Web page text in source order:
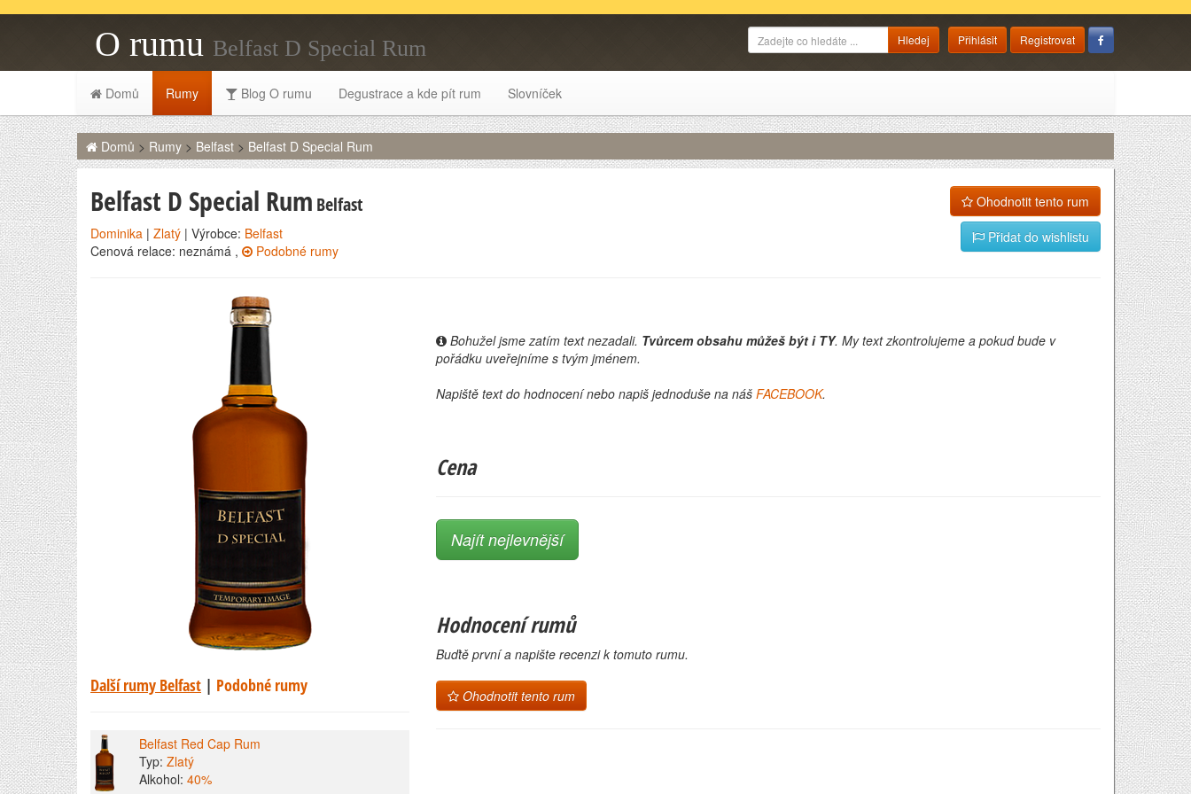
O rumu Belfast D Special Rum Přihlásit Registrovat
Domů Rumy Blog O rumu Degustrace a kde pít rum Slovníček
Domů > Rumy > Belfast > Belfast D Special Rum
Belfast D Special Rum Belfast
Dominika | Zlatý | Výrobce: Belfast
Cenová relace: neznámá ,
Podobné rumy
Ohodnotit tento rum
Přidat do wishlistu
Další rumy Belfast | Podobné rumy
Belfast Red Cap Rum
Typ: Zlatý
Alkohol: 40%
Bohužel jsme zatím text nezadali. Tvůrcem obsahu můžeš být i TY. My text zkontrolujeme a pokud bude v
pořádku uveřejníme s tvým jménem.
Napiště text do hodnocení nebo napiš jednoduše na náš FACEBOOK.
Cena
Najít nejlevnější
Hodnocení rumů
Buďtě první a napište recenzi k tomuto rumu.
Ohodnotit tento rum